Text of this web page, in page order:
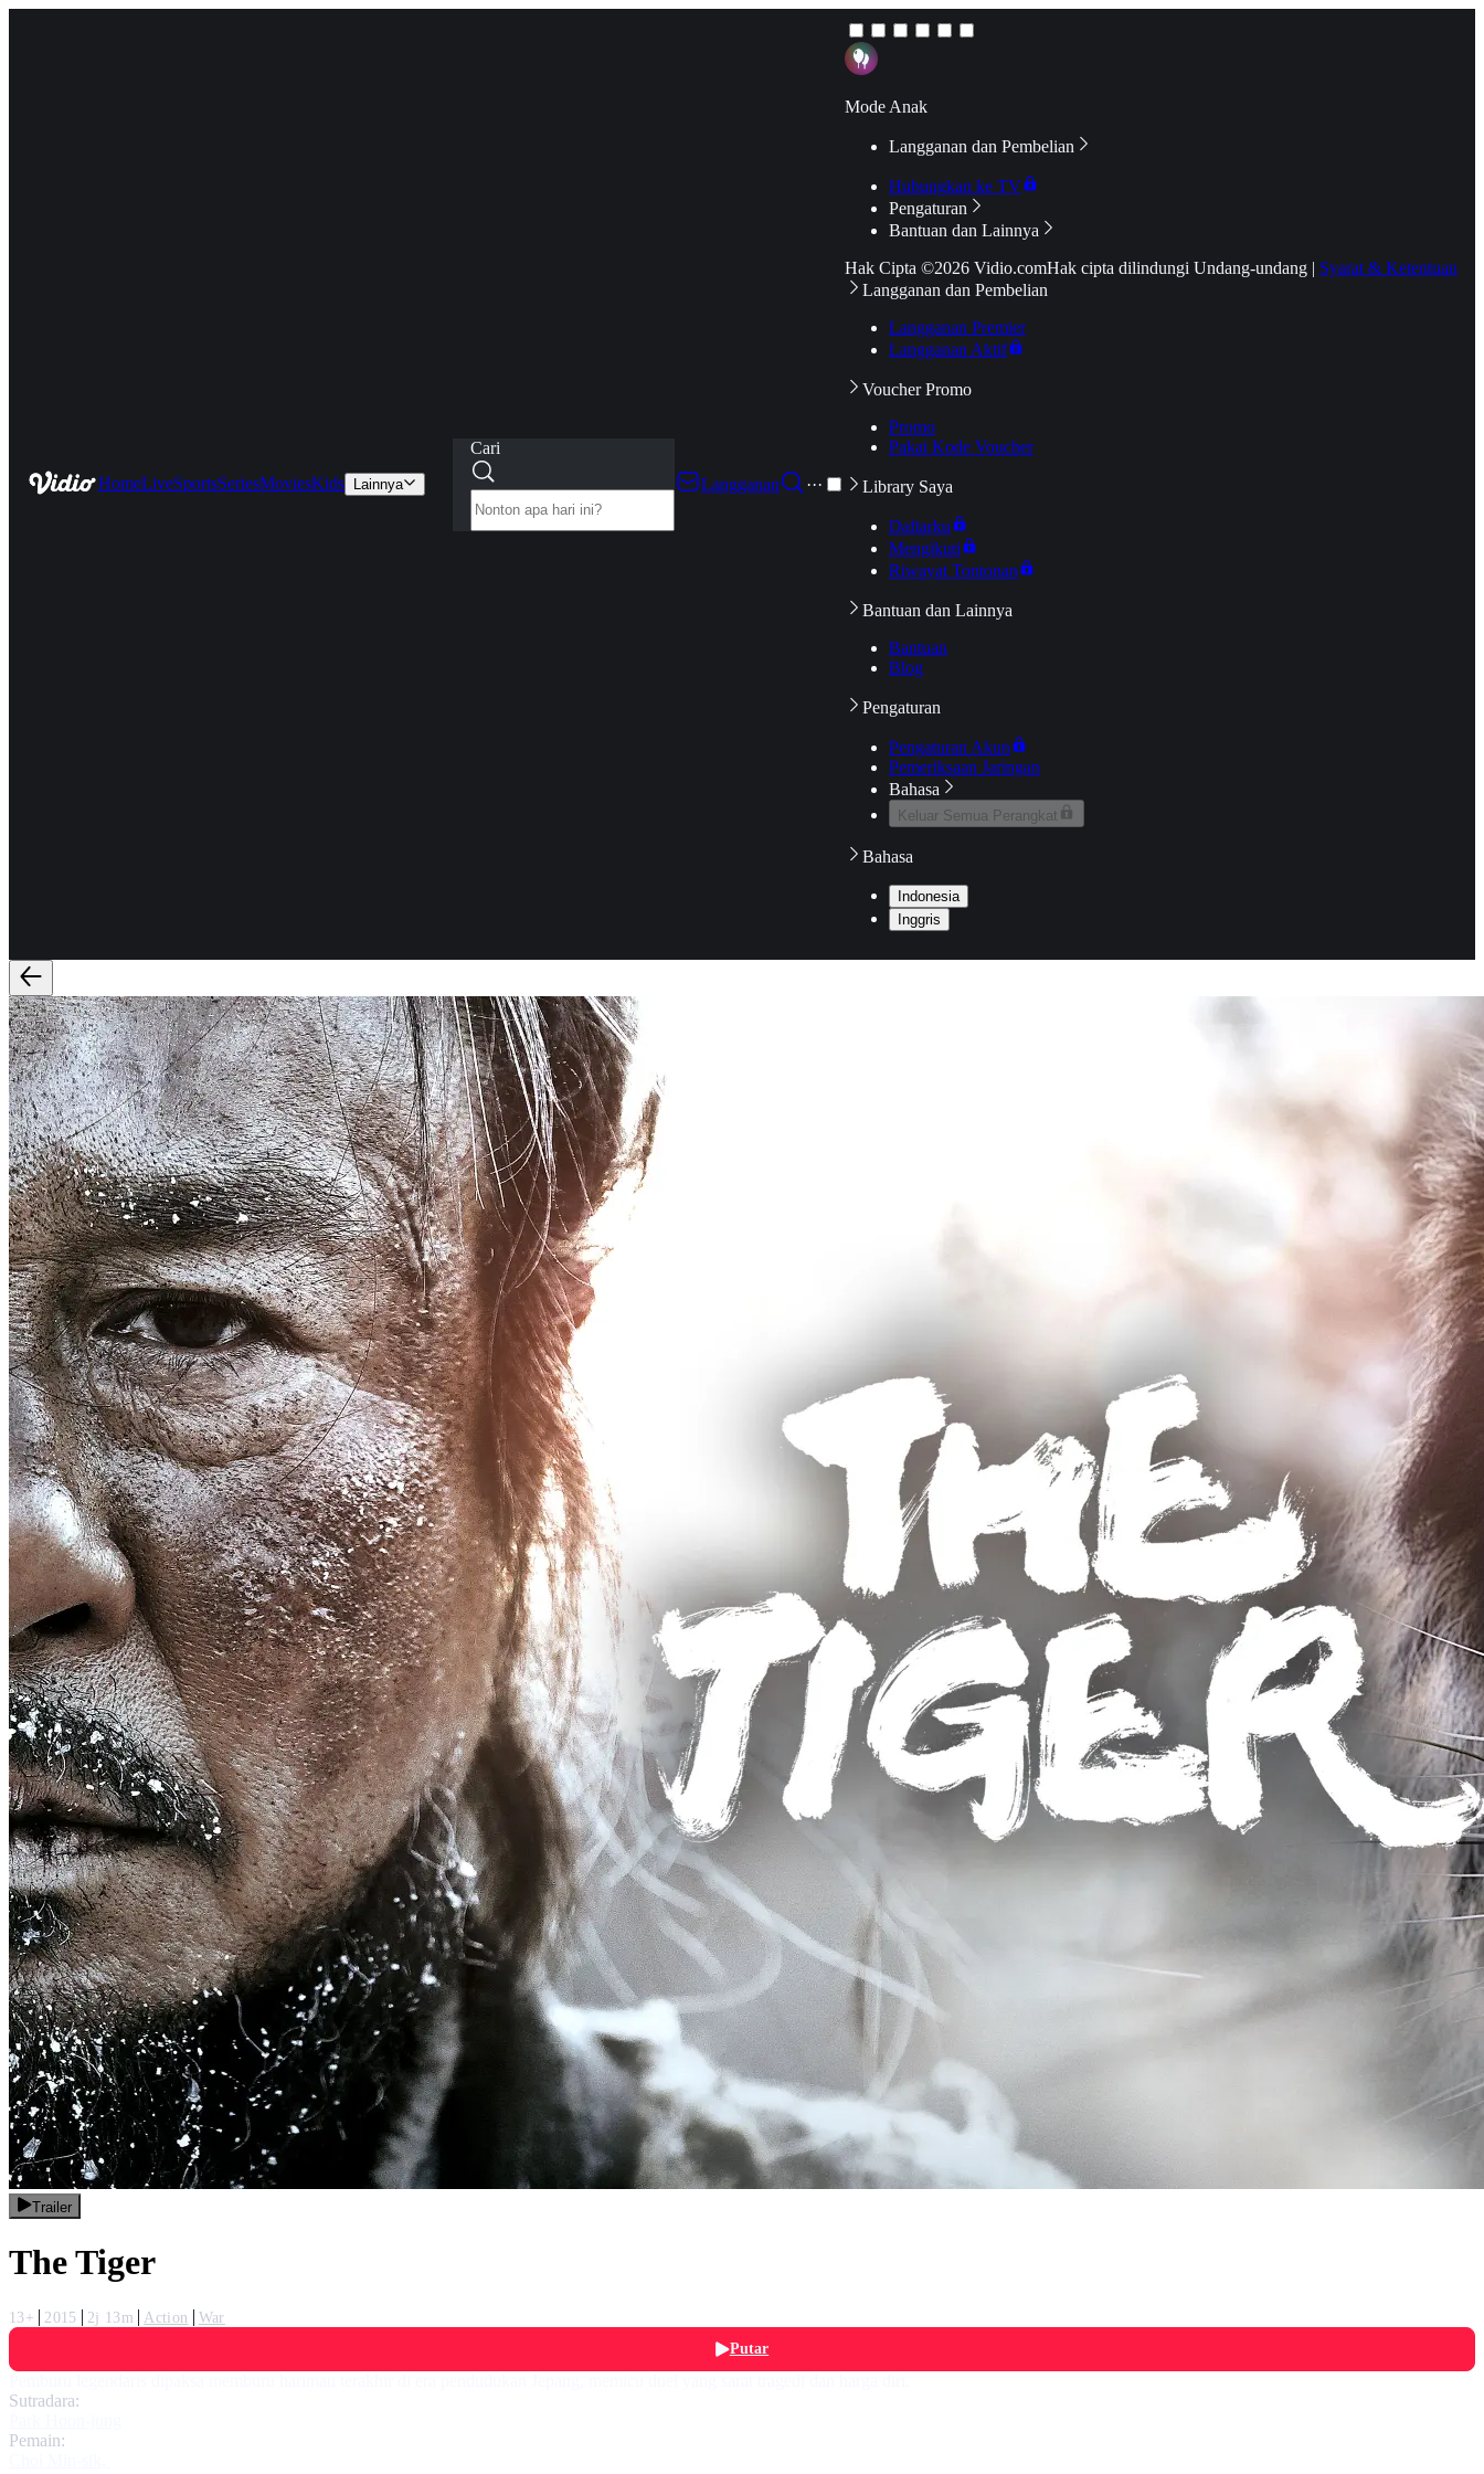
HomeLiveSportsSeriesMoviesKids Lainnya
Cari
Langganan
···
Mode Anak
Langganan dan Pembelian
Hubungkan ke TV
Pengaturan
Bantuan dan Lainnya
Hak Cipta ©2026 Vidio.comHak cipta dilindungi Undang-undang | Syarat & Ketentuan
Langganan dan Pembelian
Langganan Premier
Langganan Aktif
Voucher Promo
Promo
Pakai Kode Voucher
Library Saya
Daftarku
Mengikuti
Riwayat Tontonan
Bantuan dan Lainnya
Bantuan
Blog
Pengaturan
Pengaturan Akun
Pemeriksaan Jaringan
Bahasa
Keluar Semua Perangkat
Bahasa
Indonesia
Inggris
Trailer
The Tiger
13+ 2015 2j 13m Action
War
Putar
Sutradara:
Pemain: